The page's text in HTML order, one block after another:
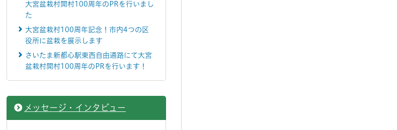
大宮盆栽村開村100周年のPRを行いまし
た
大宮盆栽村100周年記念！市内4つの区
役所に盆栽を展示します
さいたま新都心駅東西自由通路にて大宮
盆栽村開村100周年のPRを行います！
メッセージ・インタビュー